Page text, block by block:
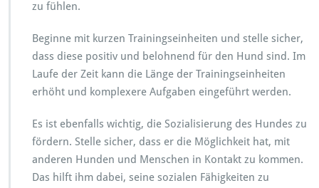
zu fühlen.
Beginne mit kurzen Trainingseinheiten und stelle sicher,
dass diese positiv und belohnend für den Hund sind. Im
Laufe der Zeit kann die Länge der Trainingseinheiten
erhöht und komplexere Aufgaben eingeführt werden.
Es ist ebenfalls wichtig, die Sozialisierung des Hundes zu
fördern. Stelle sicher, dass er die Möglichkeit hat, mit
anderen Hunden und Menschen in Kontakt zu kommen.
Das hilft ihm dabei, seine sozialen Fähigkeiten zu